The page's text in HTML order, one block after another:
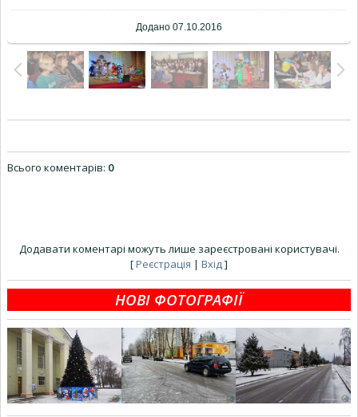
Додано 07.10.2016
Всього коментарів: 0
Додавати коментарі можуть лише зареєстровані користувачі.
[Реєстрація | Вхід ]
НОВІ ФОТОГРАФІЇ